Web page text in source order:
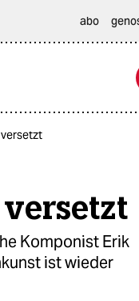
abo
versetzt
Komponist Erik
ist wieder